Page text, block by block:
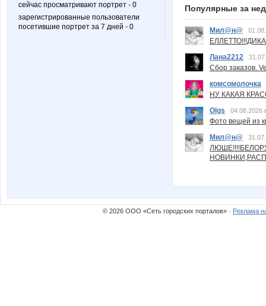
сейчас просматривают портрет - 0
зарегистрированные пользователи
посетившие портрет за 7 дней - 0
Популярные за
Мил@н@
Лана2212
Сбор заказов.
комсомолочка
НУ КАКАЯ
Olgs
04.08.2026
Фото вещей из
Мил@н@
© 2026 ООО «Сеть городских порталов» · Реклама